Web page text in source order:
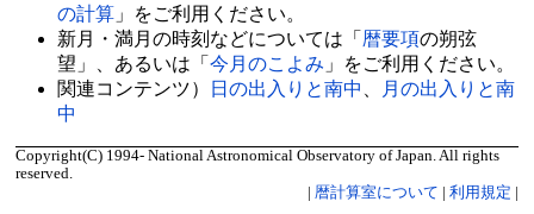
の計算 」をご利用ください。
新月・満月の時刻などについては「 暦要項の朔弦
望」、あるいは「 今月のこよみ 」をご利用ください。
関連コンテンツ）
日の出入りと南中
月の出入りと南
中
Copyright(C) 1994- National Astronomical Observatory of Japan. All rights
reserved.
| 暦計算室について | 利用規定 |